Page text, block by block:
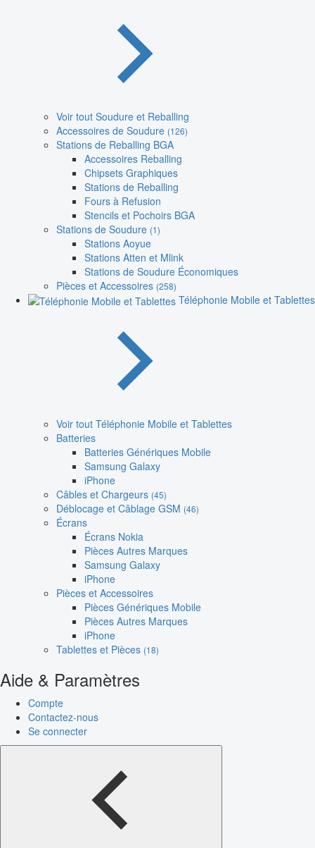
Voir tout Soudure et Reballing
Accessoires de Soudure (126)
Stations de Reballing BGA
Accessoires Reballing
Chipsets Graphiques
Stations de Reballing
Fours à Refusion
Stencils et Pochoirs BGA
Stations de Soudure (1)
Stations Aoyue
Stations Atten et Mlink
Stations de Soudure Économiques
Pièces et Accessoires (258)
Téléphonie Mobile et Tablettes
Voir tout Téléphonie Mobile et Tablettes
Batteries
Batteries Génériques Mobile
Samsung Galaxy
iPhone
Câbles et Chargeurs (45)
Déblocage et Câblage GSM (46)
Écrans
Écrans Nokia
Pièces Autres Marques
Samsung Galaxy
iPhone
Pièces et Accessoires
Pièces Génériques Mobile
Pièces Autres Marques
iPhone
Tablettes et Pièces (18)
Aide & Paramètres
Compte
Contactez-nous
Se connecter